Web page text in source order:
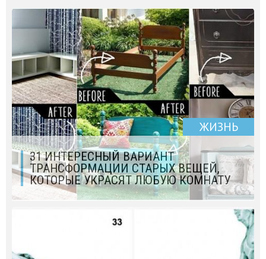
ЖИЗНЬ
31 ИНТЕРЕСНЫЙ ВАРИАНТ
ТРАНСФОРМАЦИИ СТАРЫХ ВЕЩЕЙ,
КОТОРЫЕ УКРАСЯТ ЛЮБУЮ КОМНАТУ